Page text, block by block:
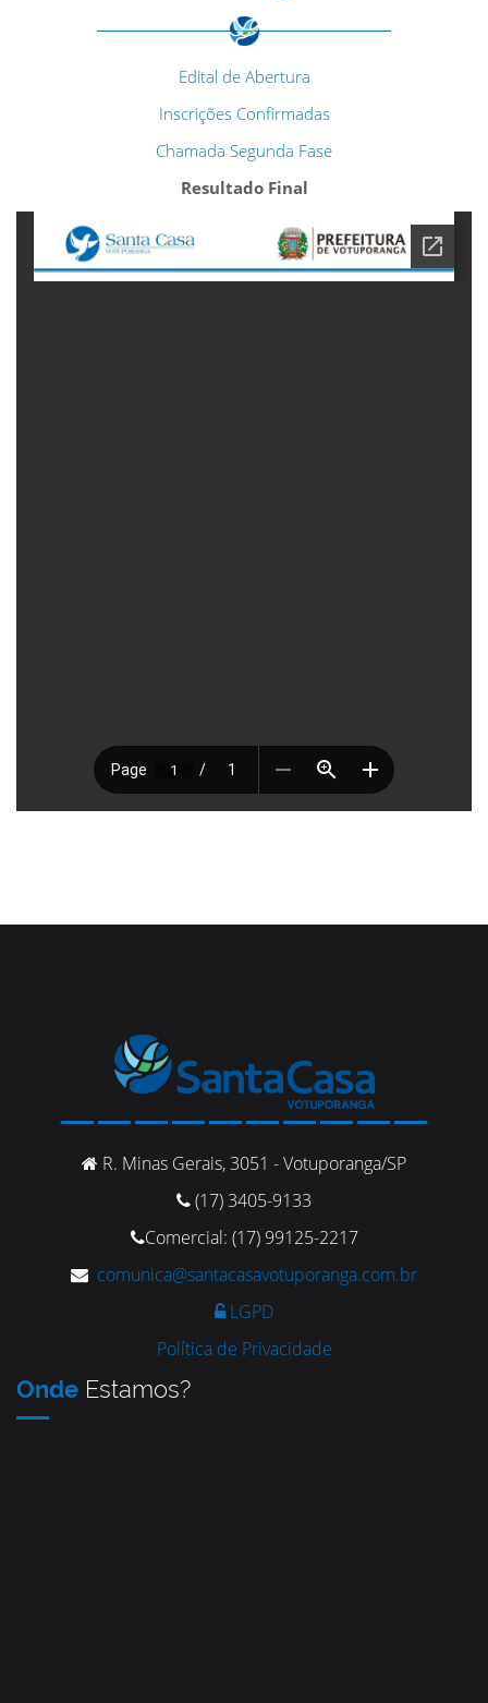
TODOS OS CAMPOS SÃO OBRIGATÓRIOS.
Fechar Formulário
Edital de Abertura
Inscrições Confirmadas
Chamada Segunda Fase
Resultado Final
R. Minas Gerais, 3051 - Votuporanga/SP
(17) 3405-9133
Comercial: (17) 99125-2217
comunica@santacasavotuporanga.com.br
LGPD
Política de Privacidade
Onde Estamos?